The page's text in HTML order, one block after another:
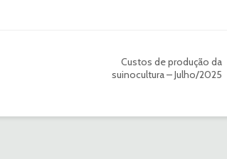
Custos de produção da
suinocultura – Julho/2025